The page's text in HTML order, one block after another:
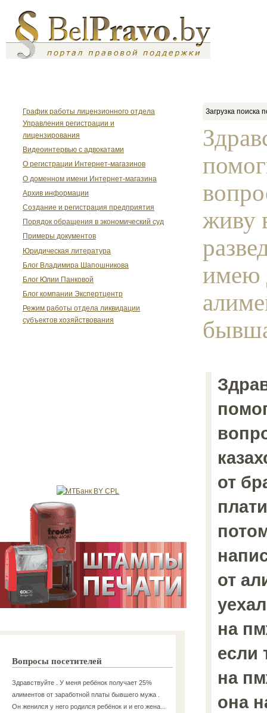
График работы лицензионного отдела
Управления регистрации и
лицензирования
Видеоинтервью с адвокатами
О регистрации Интернет-магазинов
О доменном имени Интернет-магазина
Архив информации
Создание и регистрация предприятия
Порядок обращения в экономический суд
Примеры документов
Юридическая литература
Блог Владимира Шапошникова
Блог Юлии Панковой
Блог компании Экспертцентр
Режим работы отдела ликвидации
субъектов хозяйствования
Вопросы посетителей
Здравствуйте . У меня ребёнок получает 25%
алиментов от заработной платы бывшего мужа .
Он женился у него родился ребёнок и и его жена...
Загрузка поиска
живу
имею
от
от
на
если
на
она